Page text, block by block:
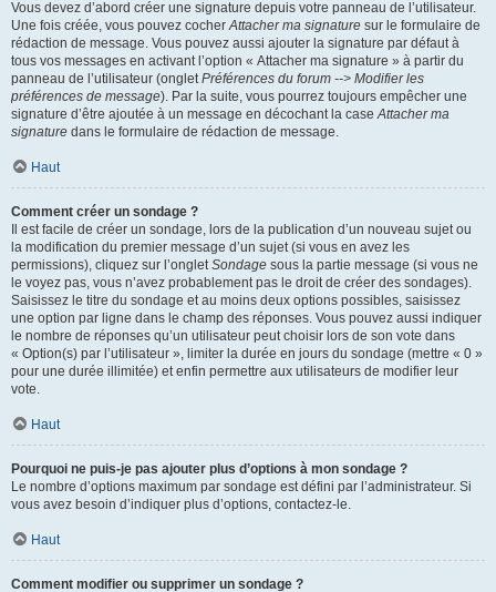
Vous devez d’abord créer une signature depuis votre panneau de l’utilisateur.
Une fois créée, vous pouvez cocherAttacher ma signature sur le formulaire de
rédaction de message. Vous pouvez aussi ajouter la signature par défaut à
tous vos messages en activant l’option « Attacher ma signature » à partir du
panneau de l’utilisateur (ongletPréférences du forum --> Modifier les
préférences de message). Par la suite, vous pourrez toujours empêcher une
signature d’être ajoutée à un message en décochant la caseAttacher ma
signature dans le formulaire de rédaction de message.
Haut
Comment créer un sondage ?
Il est facile de créer un sondage, lors de la publication d’un nouveau sujet ou
la modification du premier message d’un sujet (si vous en avez les
permissions), cliquez sur l’ongletSondage sous la partie message (si vous ne
le voyez pas, vous n’avez probablement pas le droit de créer des sondages).
Saisissez le titre du sondage et au moins deux options possibles, saisissez
une option par ligne dans le champ des réponses. Vous pouvez aussi indiquer
le nombre de réponses qu’un utilisateur peut choisir lors de son vote dans
« Option(s) par l’utilisateur », limiter la durée en jours du sondage (mettre « 0 »
pour une durée illimitée) et enfin permettre aux utilisateurs de modifier leur
vote.
Haut
Pourquoi ne puis-je pas ajouter plus d’options à mon sondage ?
Le nombre d’options maximum par sondage est défini par l’administrateur. Si
vous avez besoin d’indiquer plus d’options, contactez-le.
Haut
Comment modifier ou supprimer un sondage ?